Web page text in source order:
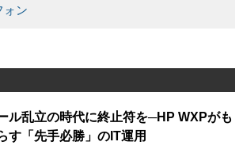
ォン
ル乱立の時代に終止符を─HP WXPがも
す「先手必勝」のIT運用